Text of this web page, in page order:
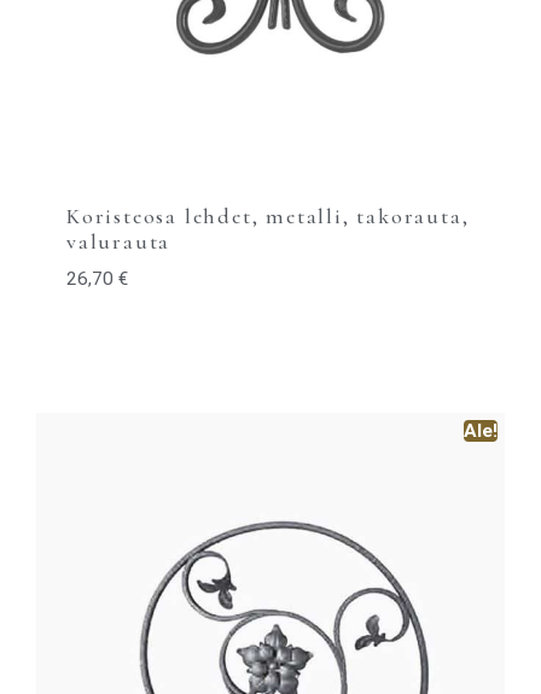
Koristeosa lehdet, metalli, takorauta,
valurauta
26,70 €
Ale!